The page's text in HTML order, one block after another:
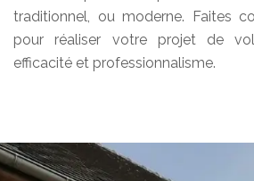
traditionnel, ou moderne. Faites
pour réaliser votre projet de
efficacité et professionnalisme.